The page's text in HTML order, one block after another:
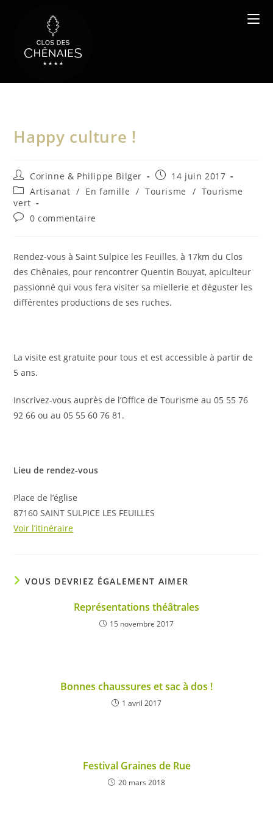
Happy culture !
Auteur/autrice
de
la
publication :
Corinne & Philippe Bilger
Publication
publiée :
14 juin 2017
Post
category:
Artisanat / En famille / Tourisme / Tourisme
vert
Commentaires
publication :
0 commentaire
Rendez-vous à Saint Sulpice les Feuilles, à 17km du Clos
des Chênaies, pour rencontrer Quentin Bouyat, apiculteur
passionné qui vous fera visiter sa miellerie et déguster les
différentes productions de ses ruches.
La visite est gratuite pour tous et est accessible à partir de
5 ans.
Inscrivez-vous auprès de l’Office de Tourisme au 05 55 76
92 66 ou au 05 55 60 76 81.
Lieu de rendez-vous
Place de l’église
87160 SAINT SULPICE LES FEUILLES
Voir l’itinéraire
VOUS DEVRIEZ ÉGALEMENT AIMER
Représentations théâtrales
15 novembre 2017
Bonnes chaussures et sac à dos !
1 avril 2017
Festival Graines de Rue
20 mars 2018